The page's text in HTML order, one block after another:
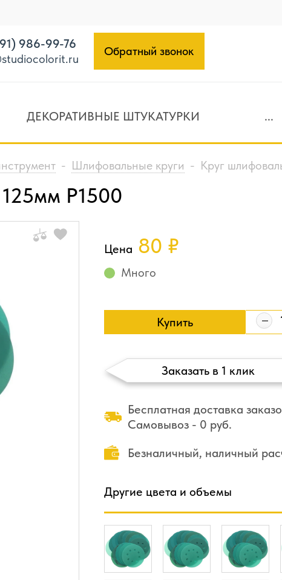
986-99-76
Обратный звонок
ДЕКОРАТИВНЫЕ ШТУКАТУРКИ ...
- Шлифовальные круги - Круг
P1500
Цена 80 ₽
Много
Купить
Заказать в 1 клик
Бесплатная доставка
Самовывоз - 0 руб.
Безналичный, наличный
Другие цвета и объемы